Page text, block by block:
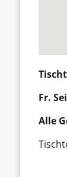
Fr.
Alle